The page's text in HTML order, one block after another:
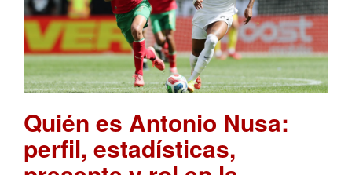
Quién es Antonio Nusa:
perfil, estadísticas,